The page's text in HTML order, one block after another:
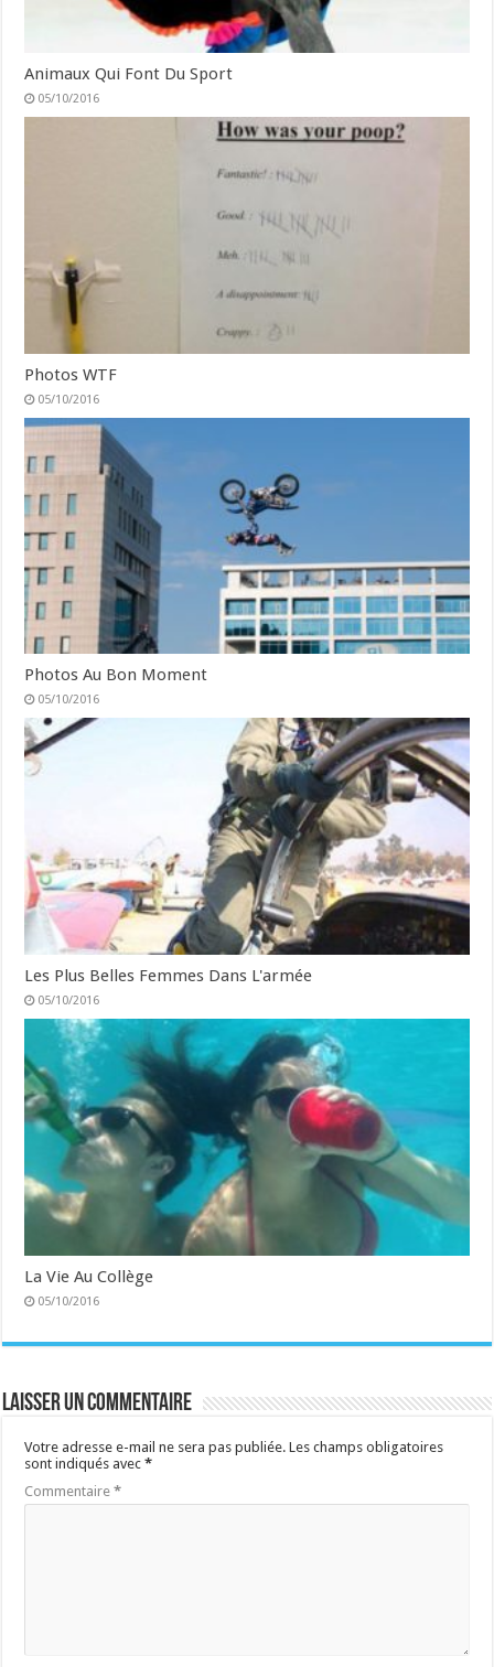
Animaux Qui Font Du Sport
05/10/2016
Photos WTF
05/10/2016
Photos Au Bon Moment
05/10/2016
Les Plus Belles Femmes Dans L'armée
05/10/2016
La Vie Au Collège
05/10/2016
Laisser un commentaire
Votre adresse e-mail ne sera pas publiée. Les champs obligatoires
sont indiqués avec*
Commentaire*